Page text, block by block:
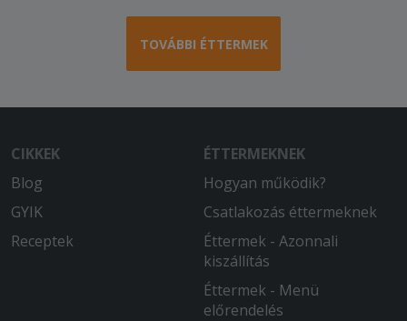
TOVÁBBI ÉTTERMEK
CIKKEK
Blog
GYIK
Receptek
ÉTTERMEKNEK
Hogyan működik?
Csatlakozás éttermeknek
Éttermek - Azonnali
kiszállítás
Éttermek - Menü
előrendelés